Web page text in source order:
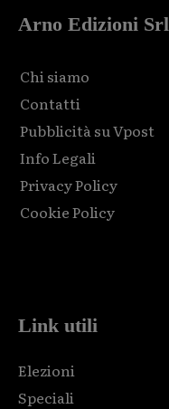
Arno Edizioni Srl
Chi siamo
Contatti
Pubblicità su Vpost
Info Legali
Privacy Policy
Cookie Policy
Link utili
Elezioni
Speciali